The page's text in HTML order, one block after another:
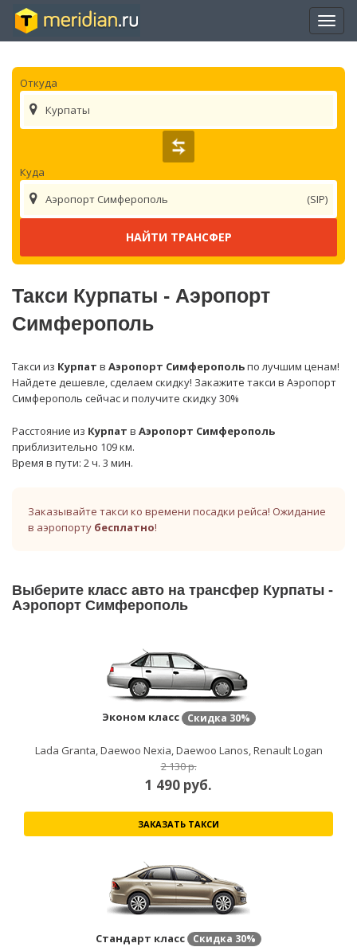
Откуда
Курпаты
Куда
(SIP)
Аэропорт Симферополь
Такси Курпаты - Аэропорт
Симферополь
Такси из Курпат в Аэропорт Симферопольпо лучшим ценам!
Найдете дешевле, сделаем скидку! Закажите такси в Аэропорт
Симферополь сейчас и получите скидку 30%
Расстояние из Курпат в Аэропорт Симферополь
приблизительно 109 км.
Время в пути: 2 ч. 3 мин.
Заказывайте такси ко времени посадки рейса! Ожидание
в аэропорту бесплатно!
Выберите класс авто на трансфер Курпаты -
Аэропорт Симферополь
Эконом класс Скидка 30%
Lada Granta, Daewoo Nexia, Daewoo Lanos, Renault Logan
2 130 р.
1 490 руб.
ЗАКАЗАТЬ ТАКСИ
Стандарт класс Скидка 30%